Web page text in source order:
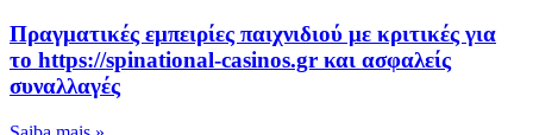
Πραγματικές εμπειρίες παιχνιδιού με κριτικές για
το https://spinational-casinos.gr και ασφαλείς
συναλλαγές